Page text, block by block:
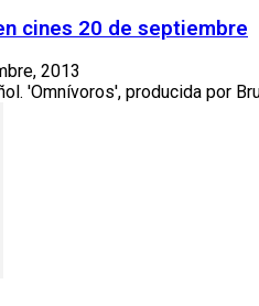
cines 20 de septiembre
2013
'Omnívoros', producida por